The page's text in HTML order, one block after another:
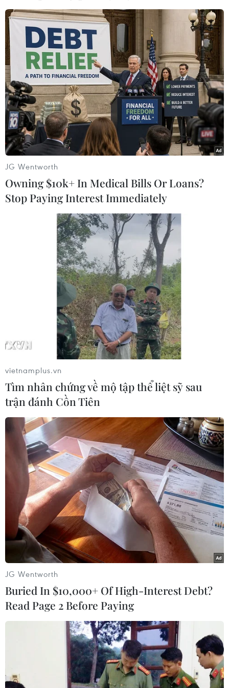
các chi nhánh bán lẻ để đáp ứng sự thay đổi
trong thói quen của người tiêu dùng.
BB&T sẽ nắm giữ 57% cổ phần tại ngân hàng
mới và Giám đốc điều hành (CEO) kiêm Chủ tịch
BB&T, ông Kelly King, sẽ nắm quyền lãnh đạo
ngân hàng mới đến tháng 9/2021. Đến khi đó,
ông sẽ trở thành Chủ tịch Hội đồng quản trị.
Còn CEO của SunTrust, ông William Rogers Jr,
người sẽ bắt đầu với tư cách là Chủ tịch và Giám
đốc vận hành (COO), sẽ đảm nhiệm vị trí của
ông King.
Hồi tháng Hai năm nay, BB&T và SunTrust đã
công bố thông tin về liên minh mới và cho biết
dự kiến thỏa thuận này sẽ được hoàn tất vào
ngày 6/12 tới, còn việc hợp nhất hoạt động sẽ
mất hai năm.
Cả hai bên đều gọi đây là sự hợp nhất trong
bình đẳng và cho biết vụ sáp nhập sẽ cho phép
họ cạnh tranh với các đối thủ nặng ký như Bank
of America và Wells Fargo, đồng thời tiết kiệm
khoảng 1,6 tỷ USD chi phí điều hành./.
(TTXVN/Vietnam+)
#SunTrust #BB&T
#Sáp nhập
#khủng hoảng tài chính
#ngân hàng Mỹ
Theo dõi VietnamPlus
JG Wentworth
Owning $10k+ In Medical Bills Or Loans?
Stop Paying Interest Immediately
vietnamplus.vn
Tìm nhân chứng về mộ tập thể liệt sỹ sau
trận đánh Cồn Tiên
JG Wentworth
Buried In $10,000+ Of High-Interest Debt?
Read Page 2 Before Paying